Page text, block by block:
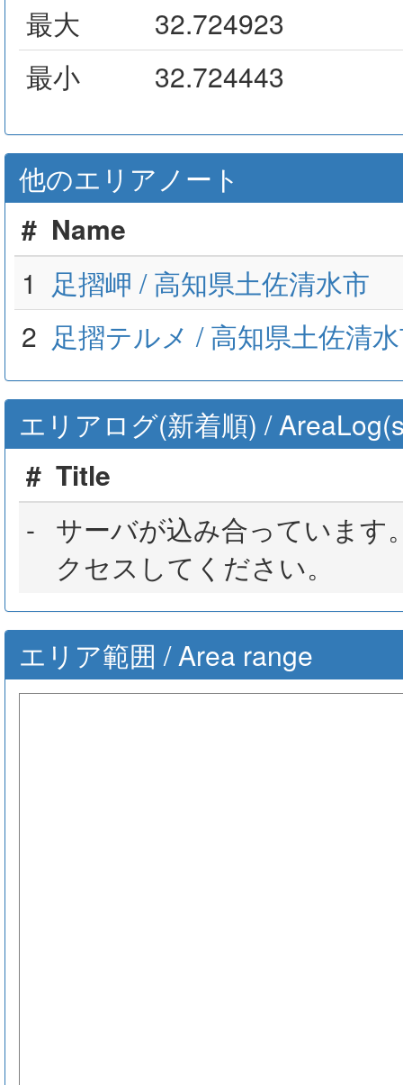
最大
32.724923
最小
32.724443
他のエリアノート
# Name
1 足摺岬 / 高知県土佐清水市
2 足摺テルメ / 高知県土佐清
エリアログ(新着順) /
# Title
- サーバが込み合っていま
クセスしてください。
エリア範囲 / Area range